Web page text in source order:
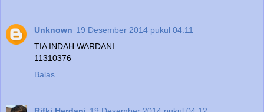
Unknown 19 Desember 2014 pukul 04.11
TIA INDAH WARDANI
11310376
Balas